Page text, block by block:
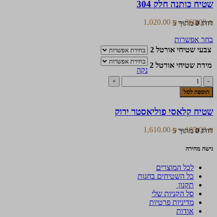
בעמוד
המוצר
חלק
שטיח כותנה חלק 304
דורג0מתוך 5360.00₪
–
1,020.00 ₪
עד
בחר אפשרות
זה
מספר
האפשרויות
בעמוד
המוצר
צבעי שטיחי אורטל 2
מידת שטיחי אורטל 2
נקה
כמות
של
שטיח
קלאסי
פוליאסטר
הוספה לסל
שטיח קלאסי פוליאסטר ירוק
דורג0מתוך 5105.00₪
–
1,610.00 ₪
גישה מהירה
לכל המוצרים
כל השטיחים בחנות
תקנון
סל הקניות שלי
מדיניות פרטיות
אודות